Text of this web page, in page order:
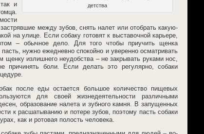
детства
и
между зубов, снять налет или отобрать какую-
на улице. Если собаку готовят к выставочной карьере,
– обычное дело. Для того чтобы приучить щенка
нужно ежедневно спокойно и уверенно осматривать
щенку излишнего неудобства – не закрывать руками нос,
причинять боли. Если делать это регулярно, собаки
после еды остается большое количество пищевых
для своей жизнедеятельности различными
образование налета и зубного камня. В запущенных
к расшатыванию и потере зубов, поэтому пасть собаки
как и ротовая полость человека.